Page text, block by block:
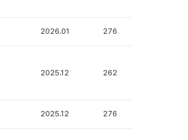
2026.01 276
2025.12 262
2025.12 276